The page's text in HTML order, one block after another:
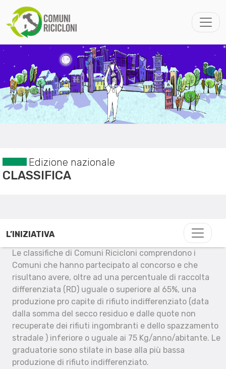
Edizione nazionale
CLASSIFICA
L’INIZIATIVA
Le classifiche di Comuni Ricicloni comprendono i
Comuni che hanno partecipato al concorso e che
risultano avere, oltre ad una percentuale di raccolta
differenziata (RD) uguale o superiore al 65%, una
produzione pro capite di rifiuto indifferenziato (data
dalla somma del secco residuo e dalle quote non
recuperate dei rifiuti ingombranti e dello spazzamento
stradale ) inferiore o uguale ai 75 Kg/anno/abitante. Le
graduatorie sono stilate in base alla più bassa
produzione di rifiuto indifferenziato.